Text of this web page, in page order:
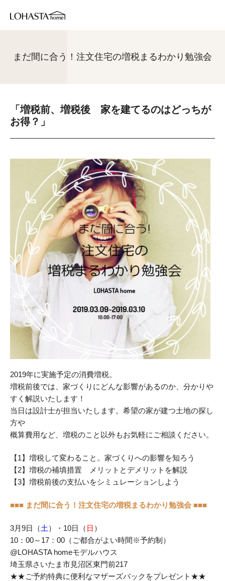
まだ間に合う！注文住宅の増税まるわかり勉強会
「増税前、増税後 家を建てるのはどっちが
お得？」
2019年に実施予定の消費増税。
増税前後では、家づくりにどんな影響があるのか、分かりや
すく解説いたします！
当日は設計士が担当いたします。希望の家が建つ土地の探し
方や
概算費用など、増税のこと以外もお気軽にご相談ください。
【1】増税して変わること。家づくりへの影響を知ろう
【2】増税の補填措置 メリットとデメリットを解説
【3】増税前後の支払いをシミュレーションしよう
■■■ まだ間に合う！注文住宅の増税まるわかり勉強会 ■■■
3月9日（土 ）・10日（ 日 ）
10：00～17：00（ご都合がよい時間※予約制）
@LOHASTA homeモデルハウス
埼玉県さいたま市見沼区東門前217
★★ご予約特典に便利なマザーズバックをプレゼント★★